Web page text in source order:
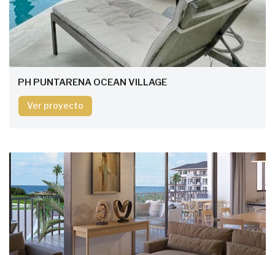
PH PUNTARENA OCEAN VILLAGE
Ver proyecto